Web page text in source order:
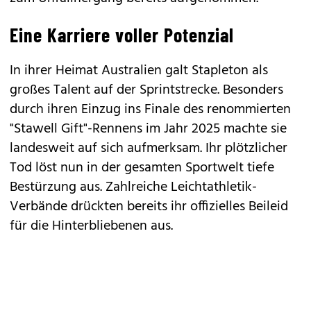
Eine Karriere voller Potenzial
In ihrer Heimat Australien galt Stapleton als
großes Talent auf der Sprintstrecke. Besonders
durch ihren Einzug ins Finale des renommierten
"Stawell Gift"-Rennens im Jahr 2025 machte sie
landesweit auf sich aufmerksam. Ihr plötzlicher
Tod löst nun in der gesamten Sportwelt tiefe
Bestürzung aus. Zahlreiche Leichtathletik-
Verbände drückten bereits ihr offizielles Beileid
für die Hinterbliebenen aus.